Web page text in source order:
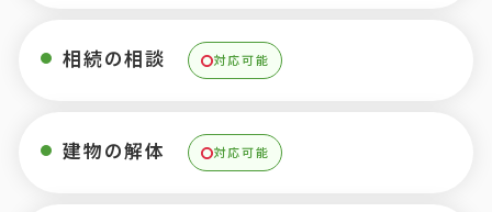
相続の相談 対応可能
建物の解体 対応可能